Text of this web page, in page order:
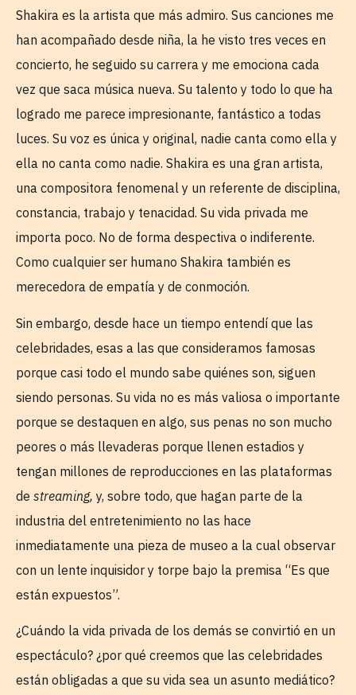
Shakira es la artista que más admiro. Sus canciones me
han acompañado desde niña, la he visto tres veces en
concierto, he seguido su carrera y me emociona cada
vez que saca música nueva. Su talento y todo lo que ha
logrado me parece impresionante, fantástico a todas
luces. Su voz es única y original, nadie canta como ella y
ella no canta como nadie. Shakira es una gran artista,
una compositora fenomenal y un referente de disciplina,
constancia, trabajo y tenacidad. Su vida privada me
importa poco. No de forma despectiva o indiferente.
Como cualquier ser humano Shakira también es
merecedora de empatía y de conmoción.
Sin embargo, desde hace un tiempo entendí que las
celebridades, esas a las que consideramos famosas
porque casi todo el mundo sabe quiénes son, siguen
siendo personas. Su vida no es más valiosa o importante
porque se destaquen en algo, sus penas no son mucho
peores o más llevaderas porque llenen estadios y
tengan millones de reproducciones en las plataformas
de streaming, y, sobre todo, que hagan parte de la
industria del entretenimiento no las hace
inmediatamente una pieza de museo a la cual observar
con un lente inquisidor y torpe bajo la premisa “Es que
están expuestos”.
¿Cuándo la vida privada de los demás se convirtió en un
espectáculo? ¿por qué creemos que las celebridades
están obligadas a que su vida sea un asunto mediático?